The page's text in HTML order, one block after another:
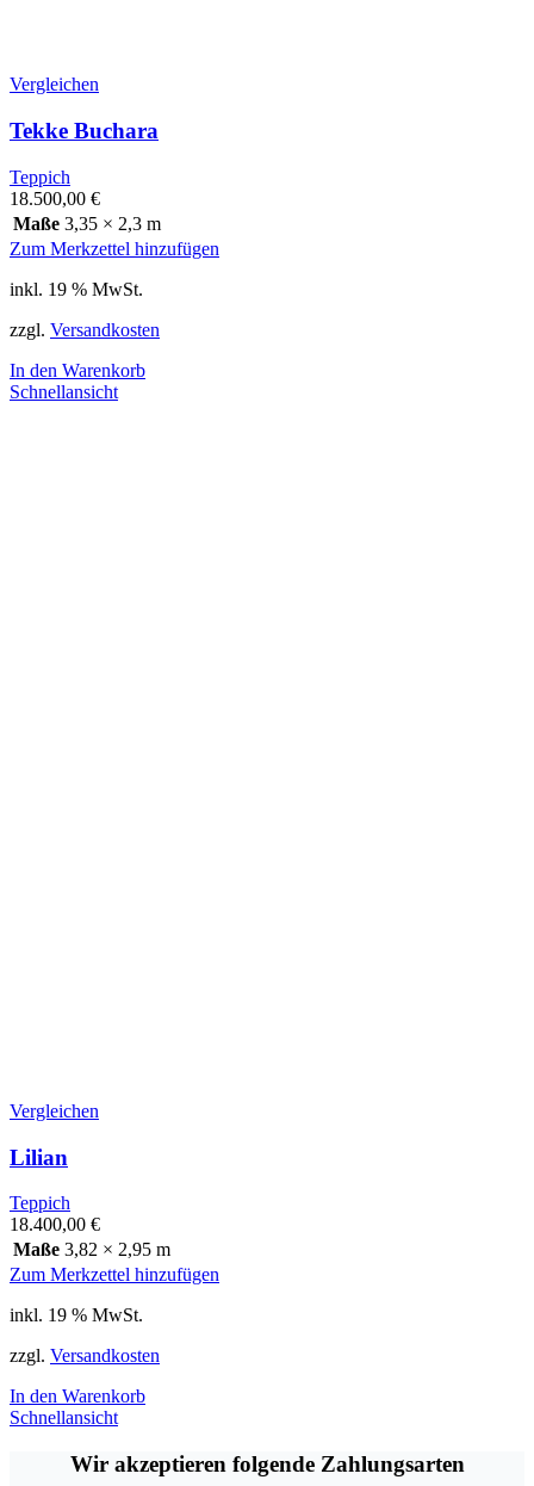
Vergleichen
Tekke Buchara
Teppich
18.500,00 €
Maße 3,35 × 2,3 m
Zum Merkzettel hinzufügen
inkl. 19 % MwSt.
zzgl. Versandkosten
In den Warenkorb
Schnellansicht
Vergleichen
Lilian
Teppich
18.400,00 €
Maße 3,82 × 2,95 m
Zum Merkzettel hinzufügen
inkl. 19 % MwSt.
zzgl. Versandkosten
In den Warenkorb
Schnellansicht
Wir akzeptieren folgende Zahlungsarten